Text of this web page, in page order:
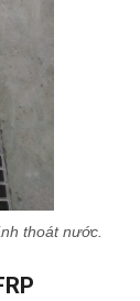
thoát nước.